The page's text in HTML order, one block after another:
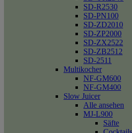
SD-R2530
SD-PN100
SD-ZD2010
SD-ZP2000
SD-ZX2522
SD-ZB2512
SD-2511
Multikocher
NF-GM600
NF-GM400
Slow Juicer
Alle ansehen
MJ-L900
Säfte